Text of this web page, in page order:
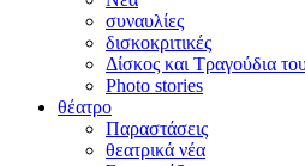
συναυλίες
δισκοκριτικές
Δίσκος και Τραγούδια
Photo stories
θέατρο
Παραστάσεις
θεατρικά νέα